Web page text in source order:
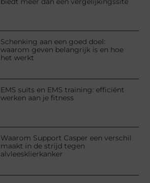
Schenking aan een goed doel:
waarom geven belangrijk is en hoe
het werkt
EMS suits en EMS training: efficiënt
werken aan je fitness
Waarom Support Casper een verschil
maakt in de strijd tegen
alvleesklierkanker